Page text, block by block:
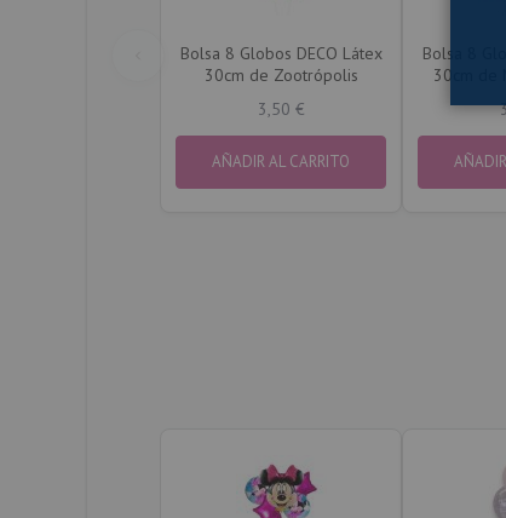
Bolsa 8 Globos DECO Látex
30cm de Zootrópolis
3,50 €
AÑADIR AL CARRITO
Bolsa 8
30cm de